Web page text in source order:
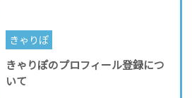
きゃりぽ
きゃりぽのプロフィール登録につ
いて